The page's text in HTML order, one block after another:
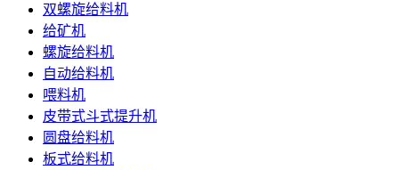
双螺旋给料机
给矿机
螺旋给料机
自动给料机
喂料机
皮带式斗式提升机
圆盘给料机
板式给料机